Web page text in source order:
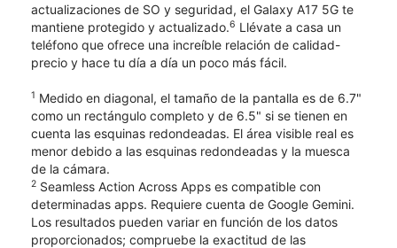
actualizaciones de SO y seguridad, el Galaxy A17 5G te
mantiene protegido y actualizado.6 Llévate a casa un
teléfono que ofrece una increíble relación de calidad-
precio y hace tu día a día un poco más fácil.
1 Medido en diagonal, el tamaño de la pantalla es de 6.7"
como un rectángulo completo y de 6.5" si se tienen en
cuenta las esquinas redondeadas. El área visible real es
menor debido a las esquinas redondeadas y la muesca
de la cámara.
2 Seamless Action Across Apps es compatible con
determinadas apps. Requiere cuenta de Google Gemini.
Los resultados pueden variar en función de los datos
proporcionados; compruebe la exactitud de las